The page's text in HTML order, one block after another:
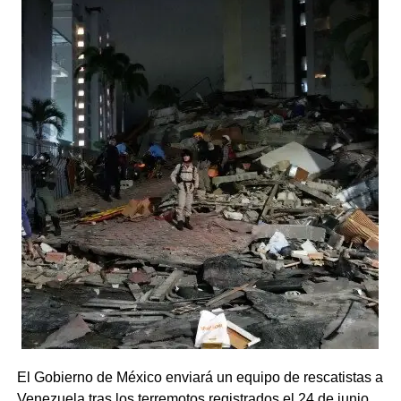
El Gobierno de México enviará un equipo de rescatistas a